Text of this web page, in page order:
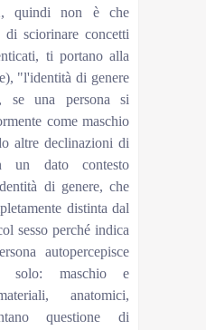
quindi non è che
sciorinare concetti
ti portano alla
"l'identità di genere
se una persona si
come maschio
altre declinazioni di
un dato contesto
di genere, che
distinta dal
sesso perché indica
autopercepisce
solo: maschio e
anatomici,
questione di